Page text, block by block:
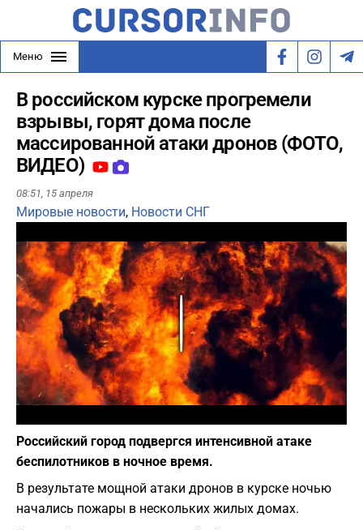
Меню
В российском курске прогремели
взрывы, горят дома после
массированной атаки дронов (ФОТО,
ВИДЕО)
08:51, 15 апреля
Мировые новости, Новости СНГ
Play
Фото: depositphotos.com
Российский город подвергся интенсивной атаке
беспилотников в ночное время.
В результате мощной атаки дронов в курске ночью
начались пожары в нескольких жилых домах.